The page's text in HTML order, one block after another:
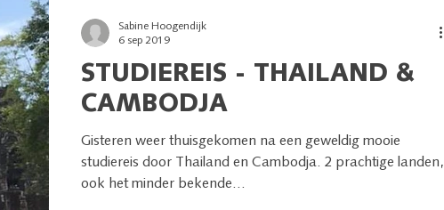
STUDIEREIS - THAILAND &
CAMBODJA
Gisteren weer thuisgekomen na een geweldig mooie
studiereis door Thailand en Cambodja. 2 prachtige landen,
ook het minder bekende...
Sabine Hoogendijk
6 sep 2019